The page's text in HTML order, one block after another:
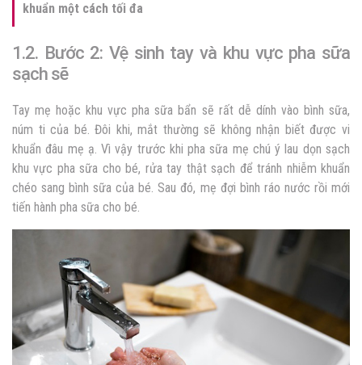
khuẩn một cách tối đa
1.2. Bước 2: Vệ sinh tay và khu vực pha sữa
sạch sẽ
Tay mẹ hoặc khu vực pha sữa bẩn sẽ rất dễ dính vào bình sữa,
núm ti của bé. Đôi khi, mắt thường sẽ không nhận biết được vi
khuẩn đâu mẹ ạ. Vì vậy trước khi pha sữa mẹ chú ý lau dọn sạch
khu vực pha sữa cho bé, rửa tay thật sạch để tránh nhiễm khuẩn
chéo sang bình sữa của bé. Sau đó, mẹ đợi bình ráo nước rồi mới
tiến hành pha sữa cho bé.